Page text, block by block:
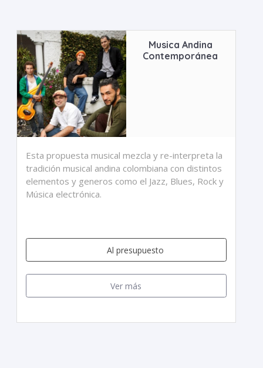
Musica Andina
Contemporánea
Esta propuesta musical mezcla y re-interpreta la
tradición musical andina colombiana con distintos
elementos y generos como el Jazz, Blues, Rock y
Música electrónica.
Al presupuesto
Ver más